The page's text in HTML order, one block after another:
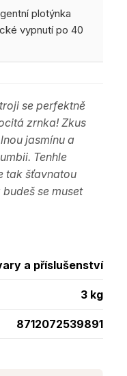
plotýnka
vypnutí po 40
se perfektně
zrnka! Zkus
jasmínu a
Tenhle
tak šťavnatou
se muset
a příslušenství
3 kg
8712072539891